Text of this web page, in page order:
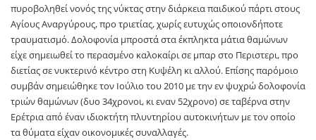
πυροβοληθεί νονός της νύκτας στην διάρκεια παιδικού πάρτι στους
Αγίους Αναργύρους, προ τριετίας, χωρίς ευτυχώς οποιονδήποτε
τραυματισμό. Δολοφονία μπροστά στα έκπληκτα μάτια θαμώνων
είχε σημειωθεί το περασμένο καλοκαίρι σε μπαρ στο Περιστερι, προ
διετίας σε νυκτερινό κέντρο στη Κυψέλη κι αλλού. Επίσης παρόμοιο
συμβάν σημειώθηκε τον Ιούλιο του 2010 με την εν ψυχρώ δολοφονία
τριών θαμώνων (δυο 34χρονοι, κι εναν 52χρονο) σε ταβέρνα στην
Ερέτρια από έναν ιδιοκτήτη πλυντηρίου αυτοκινήτων με τον οποίο
τα θύματα είχαν οικονομικές συναλλαγές.